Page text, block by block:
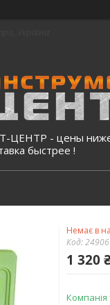
ЦЕНТР - цены
быстрее !
Немає в
Код:24906
1 320